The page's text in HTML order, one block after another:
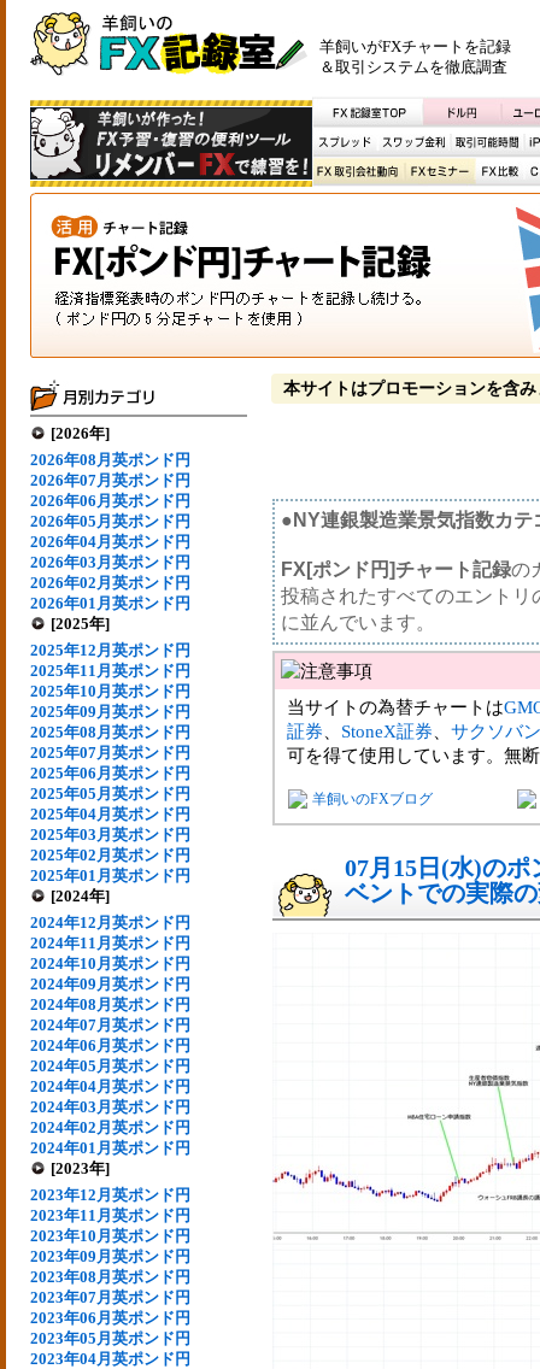
羊飼いがFXチャートを記録
＆取引システムを徹底調査
[2026年]
2026年08月英ポンド円
2026年07月英ポンド円
2026年06月英ポンド円
2026年05月英ポンド円
2026年04月英ポンド円
2026年03月英ポンド円
2026年02月英ポンド円
2026年01月英ポンド円
[2025年]
2025年12月英ポンド円
2025年11月英ポンド円
2025年10月英ポンド円
2025年09月英ポンド円
2025年08月英ポンド円
2025年07月英ポンド円
2025年06月英ポンド円
2025年05月英ポンド円
2025年04月英ポンド円
2025年03月英ポンド円
2025年02月英ポンド円
2025年01月英ポンド円
[2024年]
2024年12月英ポンド円
2024年11月英ポンド円
2024年10月英ポンド円
2024年09月英ポンド円
2024年08月英ポンド円
2024年07月英ポンド円
2024年06月英ポンド円
2024年05月英ポンド円
2024年04月英ポンド円
2024年03月英ポンド円
2024年02月英ポンド円
2024年01月英ポンド円
[2023年]
2023年12月英ポンド円
2023年11月英ポンド円
2023年10月英ポンド円
2023年09月英ポンド円
2023年08月英ポンド円
2023年07月英ポンド円
2023年06月英ポンド円
2023年05月英ポンド円
2023年04月英ポンド円
本サイトはプロモーションを含み
●NY連銀製造業景気指数カテ
FX[ポンド円]チャート記録の
投稿されたすべてのエント
に並んでいます。
当サイトの為替チャートは
証券
StoneX証券
サクソバ
可を得て使用しています。無
羊飼いのFXブログ
07月15日(水)の
ベントでの実際